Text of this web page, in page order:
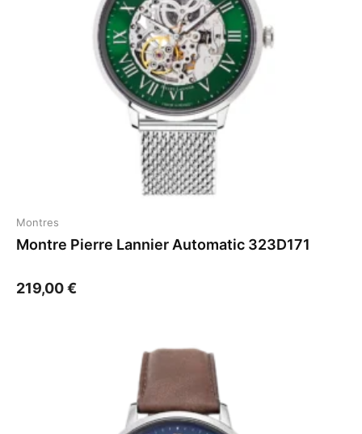
Montres
Montre Pierre Lannier Automatic 323D171
219,00€